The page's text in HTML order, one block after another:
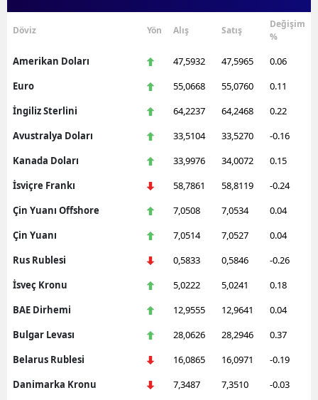
Döviz Yön Alış Satış
Değişim
%
Amerikan Doları 47,5932 47,5965
0.06
Euro
55,0668 55,0760
0.11
İngiliz Sterlini
64,2237 64,2468
0.22
Avustralya Doları
33,5104 33,5270
-0.16
Kanada Doları
33,9976 34,0072
0.15
İsviçre Frankı
58,7861 58,8119
-0.24
Çin Yuanı Offshore
7,0508 7,0534
0.04
Çin Yuanı
7,0514 7,0527
0.04
Rus Rublesi
0,5833 0,5846
-0.26
İsveç Kronu
5,0222 5,0241
0.18
BAE Dirhemi
12,9555 12,9641
0.04
Bulgar Levası
28,0626 28,2946
0.37
Belarus Rublesi
16,0865 16,0971
-0.19
Danimarka Kronu
7,3487 7,3510
-0.03